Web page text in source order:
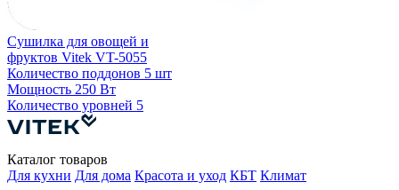
Сушилка для овощей и
фруктов Vitek VT-5055
Количество поддонов 5 шт
Мощность 250 Вт
Количество уровней 5
Каталог товаров
Для кухни Для дома Красота и уход КБТ Климат